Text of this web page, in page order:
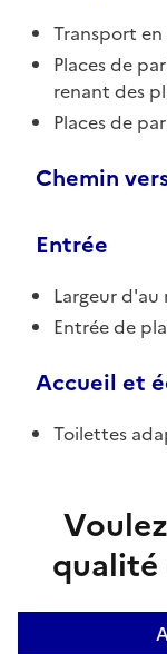
Transport
Places de
renant des
Places de
Chemin
Entrée
Largeur d'au
Entrée de
Accueil et
Toilettes
qualité